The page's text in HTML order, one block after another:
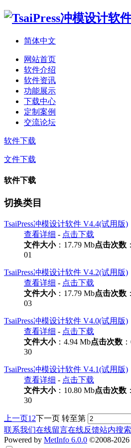
简体中文
网站首页
软件介绍
软件资讯
功能展示
下载中心
定制案例
交流论坛
软件下载
文件下载
软件下载
切换类目
TsaiPress冲模设计软件 V4.4(试用版)
查看详细 - 点击下载
文件大小：17.79 Mb点击次数
01
TsaiPress冲模设计软件 V4.2(试用版)
查看详细 - 点击下载
文件大小：17.79 Mb点击次数
03
TsaiPress冲模设计软件 V4.0(试用版)
查看详细 - 点击下载
文件大小：4.94 Mb点击次数
30
TsaiPress冲模设计软件 V4.1(试用版)
查看详细 - 点击下载
文件大小：10.80 Mb点击次数
30
上一页1 2下一页 转至第
联系我们在线留言在线反馈站内搜索
Powered by MetInfo 6.0.0 ©2008-2026